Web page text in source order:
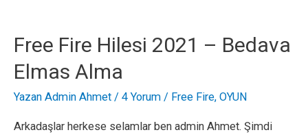
–
%100
Çalışıyor
Free Fire Hilesi 2021 – Bedava
Elmas Alma
Yazan Admin Ahmet / 4 Yorum / Free Fire, OYUN
Arkadaşlar herkese selamlar ben admin Ahmet. Şimdi